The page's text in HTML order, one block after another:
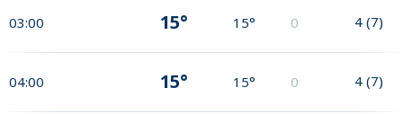
03:00 15° 15° 0 4 (7)
04:00 15° 15° 0 4 (7)